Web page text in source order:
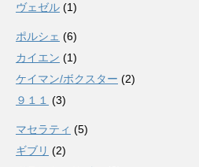
ヴェゼル (1)
ポルシェ (6)
カイエン (1)
ケイマン/ボクスター (2)
９１１
(3)
マセラティ (5)
ギブリ (2)